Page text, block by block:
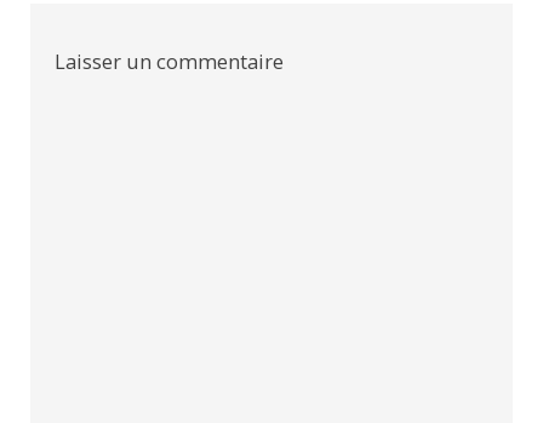
Laisser un commentaire